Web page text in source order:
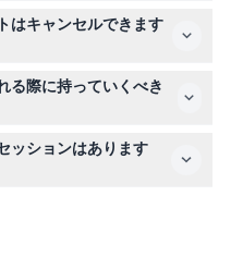
はすべての年齢の訪問者を
）、子供（3-15歳）、シニ
分があります。
はキャンセルできます
ットは返金不可でキャンセ
予約の前に旅行日程をよく
る際に持っていくべき
した服装、動物との思い出
に応じてスナックや飲み物
ッションはあります